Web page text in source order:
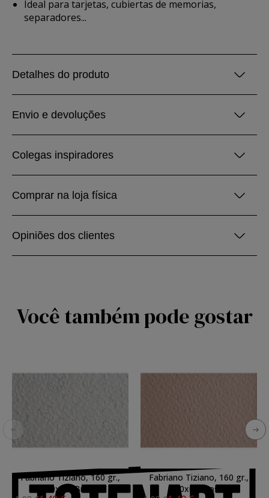
Ideal para tarjetas, cubiertas de memorias,
separadores...
Detalhes do produto
Envio e devoluções
Colegas inspiradores
Comprar na loja física
Opiniões dos clientes
Você também pode gostar
Fabriano Tiziano, 160 gr.,
50x65, Brina
Fabriano Tiziano, 160 gr.,
50x65, Rosa